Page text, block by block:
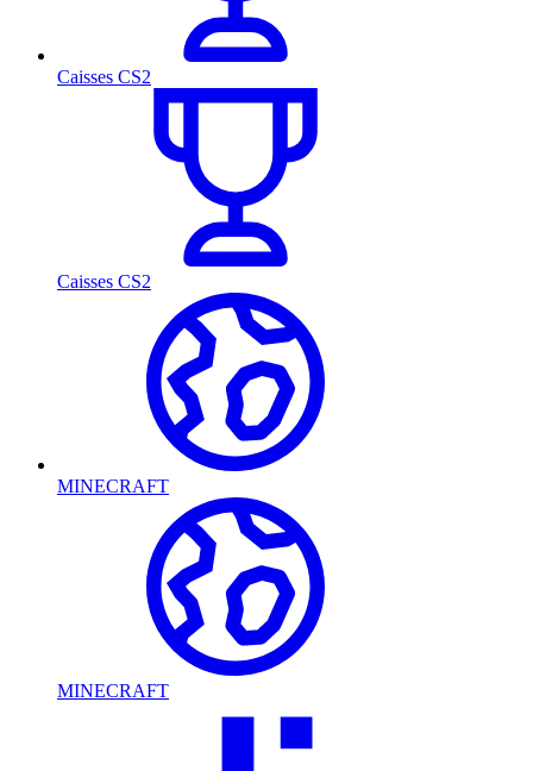
Caisses CS2
Caisses CS2
MINECRAFT
MINECRAFT